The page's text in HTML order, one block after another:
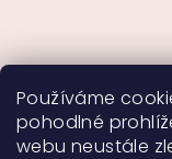
Používáme
pohodlné
webu neustále